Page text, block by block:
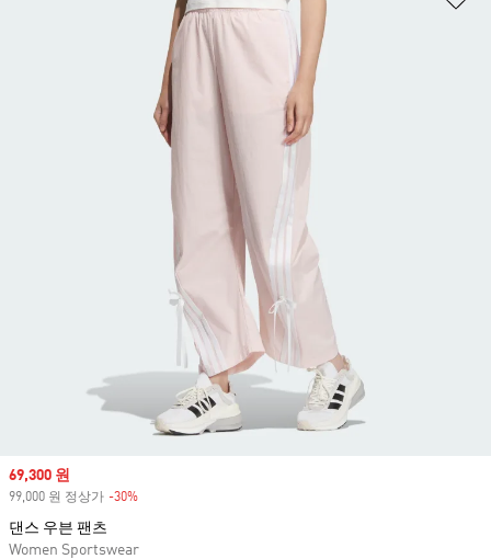
Sale price
69,300 원
99,000 원 정상가 -30%
댄스 우븐 팬츠
Women Sportswear